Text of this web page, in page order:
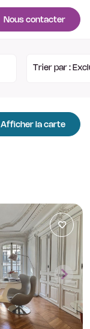
Nous contacter
Trier par :
Afficher la carte